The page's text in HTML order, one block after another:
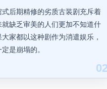
后期精修的劣质古装剧充斥着
缺乏审美的人们更加不知道什
家都以这种剧作为消遣娱乐，
是崩塌的。